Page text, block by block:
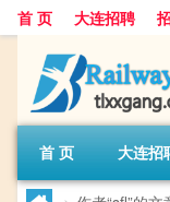
首 页 大连招聘
首 页 大连招